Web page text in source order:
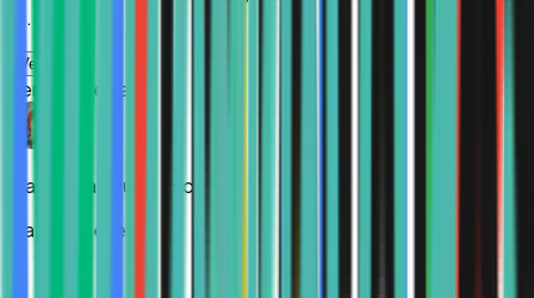
a...
Ver más
Verified Review
María Guadalupe Escamilla
Hace 4 meses